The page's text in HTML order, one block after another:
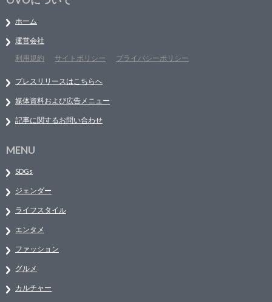
ホーム
運営会社
利用規約
サイトポリシー プライバシーポリシー
プレスリリースはこちらへ
媒体資料および広告メニュー
記事に関するお問い合わせ
MENU
SDGs
ジェンダー
ライフスタイル
エンタメ
ファッション
グルメ
カルチャー